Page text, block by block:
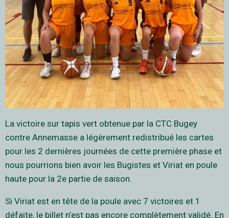
La victoire sur tapis vert obtenue par la CTC Bugey
contre Annemasse a légèrement redistribué les cartes
pour les 2 dernières journées de cette première phase et
nous pourrions bien avoir les Bugistes et Viriat en poule
haute pour la 2e partie de saison.
Si Viriat est en tête de la poule avec 7 victoires et 1
défaite, le billet n’est pas encore complètement validé. En